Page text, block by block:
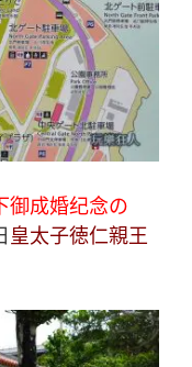
御成婚纪念の
皇太子徳仁親王